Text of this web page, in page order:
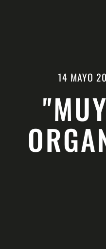
14 MAYO